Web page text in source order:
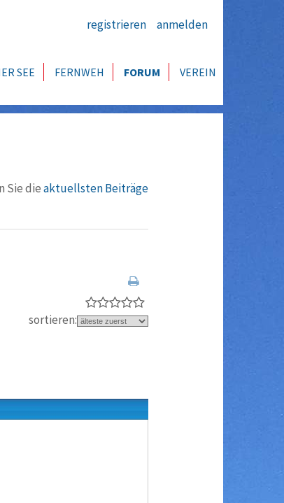
registrieren anmelden
SEE FERNWEH FORUM VEREIN
Sie dieaktuellsten Beiträge
sortieren: